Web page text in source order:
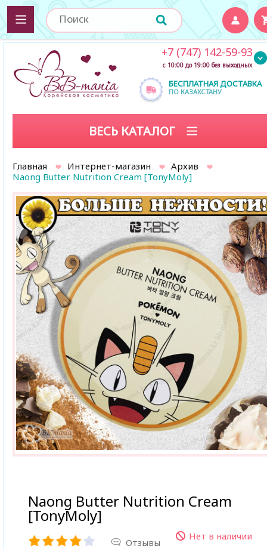
БЕСПЛАТНАЯ ДОСТАВКА
ПО КАЗАХСТАНУ
+7 (747) 142-59-93
с 10:00 до 19:00 без выходных
ВЕСЬ КАТАЛОГ
Главная Интернет-магазин
Архив
Naong Butter Nutrition Cream [TonyMoly]
Naong Butter Nutrition Cream
[TonyMoly]
Отзывы
Нет в наличии